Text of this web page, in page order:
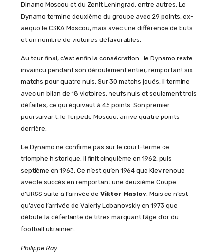
Dinamo Moscou et du Zenit Leningrad, entre autres. Le
Dynamo termine deuxième du groupe avec 29 points, ex-
aequo le CSKA Moscou, mais avec une différence de buts
et un nombre de victoires défavorables.
Au tour final, c’est enfin la consécration : le Dynamo reste
invaincu pendant son déroulement entier, remportant six
matchs pour quatre nuls. Sur 30 matchs joués, il termine
avec un bilan de 18 victoires, neufs nuls et seulement trois
défaites, ce qui équivaut à 45 points. Son premier
poursuivant, le Torpedo Moscou, arrive quatre points
derrière.
Le Dynamo ne confirme pas sur le court-terme ce
triomphe historique. Il finit cinquième en 1962, puis
septième en 1963. Ce n’est qu’en 1964 que Kiev renoue
avec le succès en remportant une deuxième Coupe
d’URSS suite à l’arrivée de Viktor Maslov. Mais ce n’est
qu’avec l’arrivée de Valeriy Lobanovskiy en 1973 que
débute la déferlante de titres marquant l’âge d’or du
football ukrainien.
Philippe Ray